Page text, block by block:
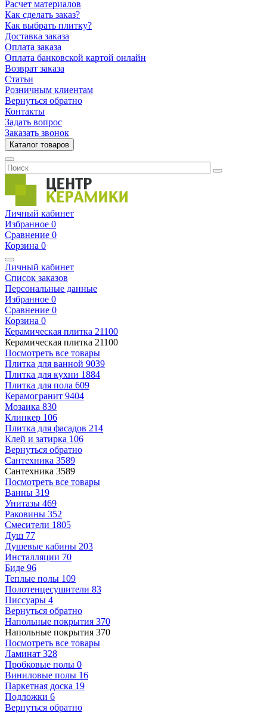
Расчет материалов
Как сделать заказ?
Как выбрать плитку?
Доставка заказа
Оплата заказа
Оплата банковской картой онлайн
Возврат заказа
Статьи
Розничным клиентам
Вернуться обратно
Контакты
Задать вопрос
Заказать звонок
Каталог товаров
Личный кабинет
Избранное 0
Сравнение 0
Корзина 0
Личный кабинет
Список заказов
Персональные данные
Избранное 0
Сравнение 0
Корзина 0
Керамическая плитка 21100
Керамическая плитка 21100
Посмотреть все товары
Плитка для ванной 9039
Плитка для кухни 1884
Плитка для пола 609
Керамогранит 9404
Мозаика 830
Клинкер 106
Плитка для фасадов 214
Клей и затирка 106
Вернуться обратно
Сантехника 3589
Сантехника 3589
Посмотреть все товары
Ванны 319
Унитазы 469
Раковины 352
Смесители 1805
Душ 77
Душевые кабины 203
Инсталляции 70
Биде 96
Теплые полы 109
Полотенцесушители 83
Писсуары 4
Вернуться обратно
Напольные покрытия 370
Напольные покрытия 370
Посмотреть все товары
Ламинат 328
Пробковые полы 0
Виниловые полы 16
Паркетная доска 19
Подложки 6
Вернуться обратно